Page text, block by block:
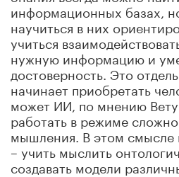
информационных базах,
научиться в них
учиться
нужную информацию и
достоверность. Это
начинает приобретать
может ИИ, по мнению
работать в режиме
мышления. В этом
– учить мыслить
создавать модели